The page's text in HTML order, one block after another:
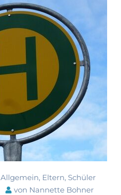
Allgemein, Eltern, Schüler
von Nannette Bohner